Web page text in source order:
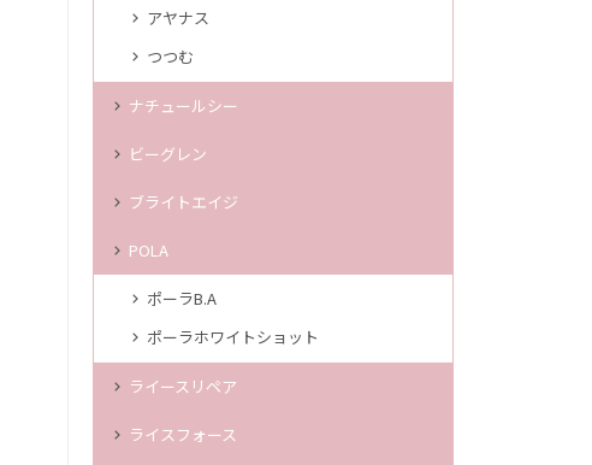
アヤナス
つつむ
ナチュールシー
ビーグレン
ブライトエイジ
POLA
ポーラB.A
ポーラホワイトショット
ライースリペア
ライスフォース